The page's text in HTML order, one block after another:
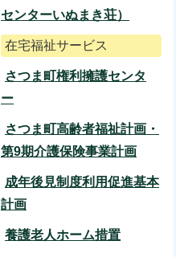
センターいぬまき荘）
在宅福祉サービス
さつま町権利擁護センタ
ー
さつま町高齢者福祉計画・
第9期介護保険事業計画
成年後見制度利用促進基本
計画
養護老人ホーム措置